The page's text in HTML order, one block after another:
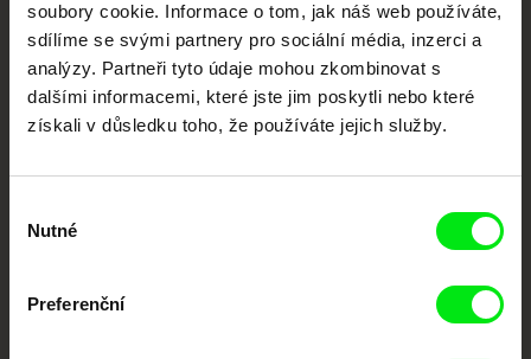
soubory cookie. Informace o tom, jak náš web používáte,
sdílíme se svými partnery pro sociální média, inzerci a
analýzy. Partneři tyto údaje mohou zkombinovat s
dalšími informacemi, které jste jim poskytli nebo které
získali v důsledku toho, že používáte jejich služby.
souhlasu
Nutné
Preferenční
Millennium Docs
DOK Leipzig